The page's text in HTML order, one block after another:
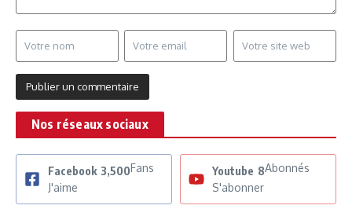
Nos réseaux sociaux
Facebook 3,500Fans
J'aime
Youtube 8Abonnés
S'abonner